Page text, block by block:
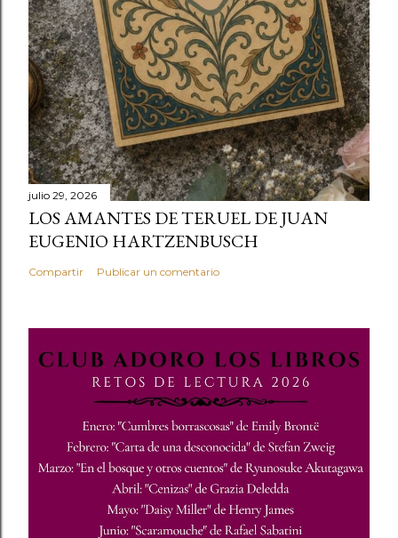
julio 29, 2026
LOS AMANTES DE TERUEL DE JUAN
EUGENIO HARTZENBUSCH
Compartir Publicar un comentario